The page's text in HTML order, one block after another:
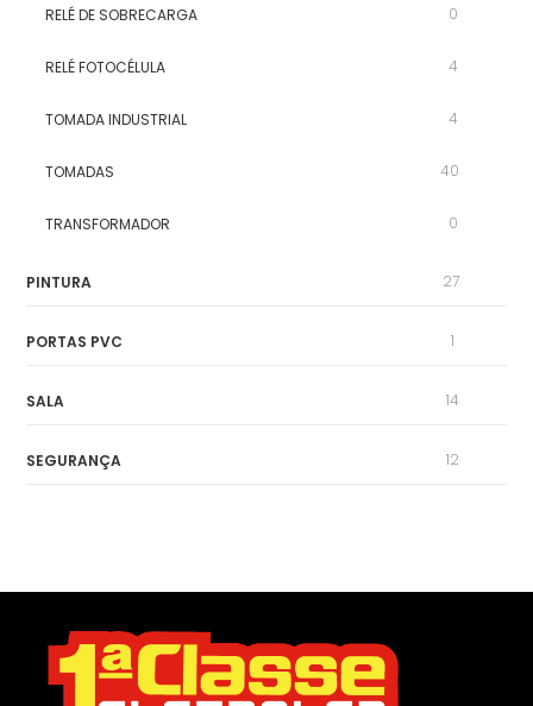
RELÉ DE SOBRECARGA 0
RELÉ FOTOCÉLULA 4
TOMADA INDUSTRIAL 4
TOMADAS 40
TRANSFORMADOR 0
PINTURA 27
PORTAS PVC 1
SALA 14
SEGURANÇA 12